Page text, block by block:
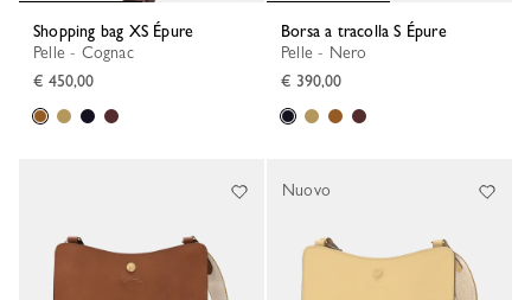
Shopping bag XS Épure
Pelle - Cognac
€ 450,00
Borsa a tracolla S Épure
Pelle - Nero
€ 390,00
Nuovo